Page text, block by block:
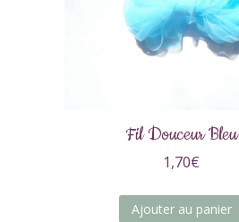
Fil Douceur Bleu
1,70€
Ajouter au panier